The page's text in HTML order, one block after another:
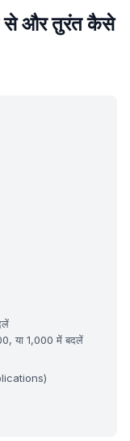
से और तुरंत कैसे
या 1,000 में बदलें